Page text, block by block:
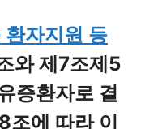
환자지원 등
와 제7조제5
증환자로 결
에 따라 이